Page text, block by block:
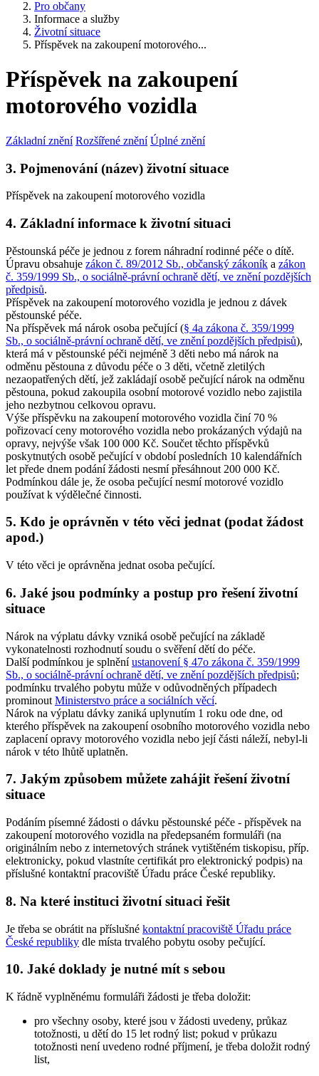
Pro občany
Informace a služby
Životní situace
Příspěvek na zakoupení motorového...
Příspěvek na zakoupení
motorového vozidla
Základní znění Rozšířené znění Úplné znění
3. Pojmenování (název) životní situace
Příspěvek na zakoupení motorového vozidla
4. Základní informace k životní situaci
Pěstounská péče je jednou z forem náhradní rodinné péče o dítě.
Úpravu obsahuje zákon č. 89/2012 Sb., občanský zákoník a zákon
č. 359/1999 Sb., o sociálně-právní ochraně dětí, ve znění pozdějších
předpisů.
Příspěvek na zakoupení motorového vozidla je jednou z dávek
pěstounské péče.
Na příspěvek má nárok osoba pečující (§ 4a zákona č. 359/1999
Sb., o sociálně-právní ochraně dětí, ve znění pozdějších předpisů),
která má v pěstounské péči nejméně 3 děti nebo má nárok na
odměnu pěstouna z důvodu péče o 3 děti, včetně zletilých
nezaopatřených dětí, jež zakládají osobě pečující nárok na odměnu
pěstouna, pokud zakoupila osobní motorové vozidlo nebo zajistila
jeho nezbytnou celkovou opravu.
Výše příspěvku na zakoupení motorového vozidla činí 70 %
pořizovací ceny motorového vozidla nebo prokázaných výdajů na
opravy, nejvýše však 100 000 Kč. Součet těchto příspěvků
poskytnutých osobě pečující v období posledních 10 kalendářních
let přede dnem podání žádosti nesmí přesáhnout 200 000 Kč.
Podmínkou dále je, že osoba pečující nesmí motorové vozidlo
používat k výdělečné činnosti.
5. Kdo je oprávněn v této věci jednat (podat žádost
apod.)
V této věci je oprávněna jednat osoba pečující.
6. Jaké jsou podmínky a postup pro řešení životní
situace
Nárok na výplatu dávky vzniká osobě pečující na základě
vykonatelnosti rozhodnutí soudu o svěření dětí do péče.
Další podmínkou je splněníustanovení § 47o zákona č. 359/1999
Sb., o sociálně-právní ochraně dětí, ve znění pozdějších předpisů;
podmínku trvalého pobytu může v odůvodněných případech
prominout Ministerstvo práce a sociálních věcí.
Nárok na výplatu dávky zaniká uplynutím 1 roku ode dne, od
kterého příspěvek na zakoupení osobního motorového vozidla nebo
zaplacení opravy motorového vozidla nebo její části náleží, nebyl-li
nárok v této lhůtě uplatněn.
7. Jakým způsobem můžete zahájit řešení životní
situace
Podáním písemné žádosti o dávku pěstounské péče - příspěvek na
zakoupení motorového vozidla na předepsaném formuláři (na
originálním nebo z internetových stránek vytištěném tiskopisu, příp.
elektronicky, pokud vlastníte certifikát pro elektronický podpis) na
příslušné kontaktní pracoviště Úřadu práce České republiky.
8. Na které instituci životní situaci řešit
Je třeba se obrátit na příslušné kontaktní pracoviště Úřadu práce
České republiky dle místa trvalého pobytu osoby pečující.
10. Jaké doklady je nutné mít s sebou
K řádně vyplněnému formuláři žádosti je třeba doložit:
pro všechny osoby, které jsou v žádosti uvedeny, průkaz
totožnosti, u dětí do 15 let rodný list; pokud v průkazu
totožnosti není uvedeno rodné příjmení, je třeba doložit rodný
list,